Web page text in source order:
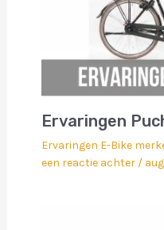
Ervaringen
Ervaringen E-Bike
een reactie achter /